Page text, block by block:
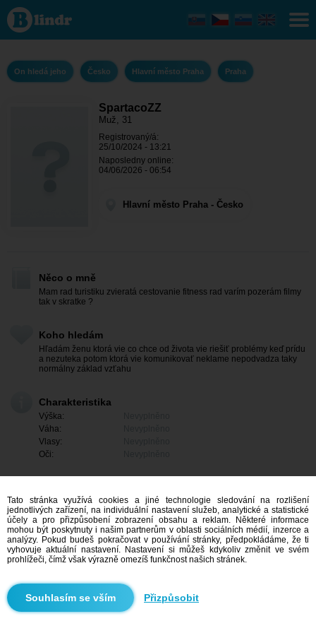
SpartacoZZ
- On hledá
jeho Hlavní
město
Praha
On hledá jeho Česko Hlavní město Praha Praha
SpartacoZZ
Muž, 31
Registrovaný/á:
25/10/2024 - 13:21
Naposledny online:
04/06/2026 - 06:54
Hlavní město Praha - Česko
Něco o mně
Mam rad turistiku zvieratá cestovanie fitness rad varím pozerám filmy
tak v skratke ?
Koho hledám
Hľadám ženu ktorá vie co chce od života vie riešiť problémy keď prídu
a nezuteka potom ktorá vie komunikovať neklame nepodvadza taky
normálny základ vzťahu
Charakteristika
Výška:
Váha:
Vlasy:
Oči:
Mám zájem
Tato stránka využívá cookies a jiné technologie sledování na rozlišení
jednotlivých zařízení, na individuální nastavení služeb, analytické a statistické
účely a pro přizpůsobení zobrazení obsahu a reklam. Některé informace
mohou být poskytnuty i našim partnerům v oblasti sociálních médií, inzerce a
analýzy. Pokud budeš pokračovat v používání stránky, předpokládáme, že ti
vyhovuje aktuální nastavení. Nastavení si můžeš kdykoliv změnit ve svém
prohlížeči, čímž však výrazně omezíš funkčnost našich stránek.
Přizpůsobit